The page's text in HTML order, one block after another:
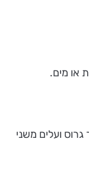
או מים.
ועלים משני